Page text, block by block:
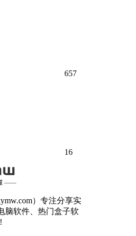
657
16
）专注分享实
脑软件、热门盒子软